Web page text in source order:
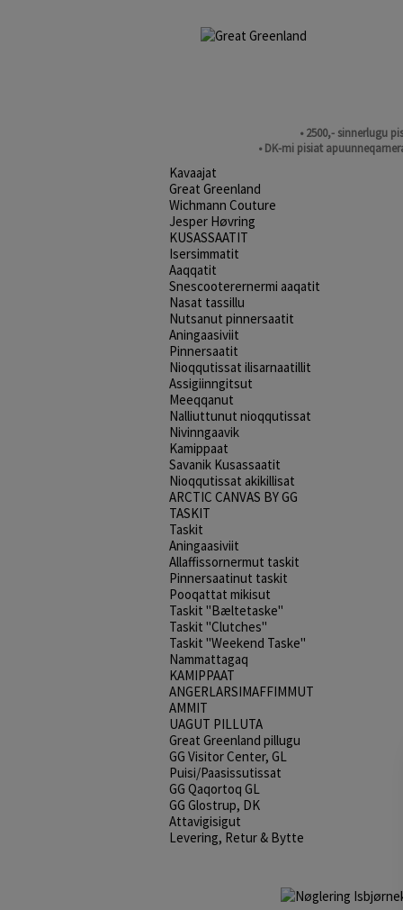
• 2500,- sinnerlugu
• DK-mi pisiat
Kavaajat
Great Greenland
Wichmann Couture
Jesper Høvring
KUSASSAATIT
Isersimmatit
Aaqqatit
Snescooterernermi aaqatit
Nasat tassillu
Nutsanut pinnersaatit
Aningaasiviit
Pinnersaatit
Nioqqutissat ilisarnaatillit
Assigiinngitsut
Meeqqanut
Nalliuttunut nioqqutissat
Nivinngaavik
Kamippaat
Savanik Kusassaatit
Nioqqutissat akikillisat
ARCTIC CANVAS BY GG
TASKIT
Taskit
Aningaasiviit
Allaffissornermut taskit
Pinnersaatinut taskit
Pooqattat mikisut
Taskit "Bæltetaske"
Taskit "Clutches"
Taskit "Weekend Taske"
Nammattagaq
KAMIPPAAT
ANGERLARSIMAFFIMMUT
AMMIT
UAGUT PILLUTA
Great Greenland pillugu
GG Visitor Center, GL
Puisi/Paasissutissat
GG Qaqortoq GL
GG Glostrup, DK
Attavigisigut
Levering, Retur & Bytte